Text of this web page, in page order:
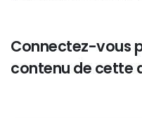
Connectez-vous
contenu de cette